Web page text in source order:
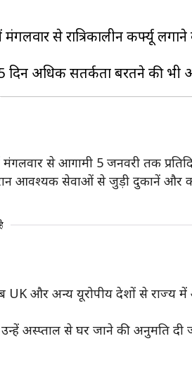
मंगलवार से रात्रिकालीन कर्फ्यू
मंगलवार से आगामी 5 जनवरी तक
आवश्यक सेवाओं से जुड़ी दुकानें और
और अन्य यूरोपीय देशों से राज्य में
अस्प्ताल से घर जाने की अनुमति